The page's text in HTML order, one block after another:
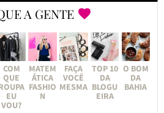
A GENTE
COM
QUE
EU
VOU?
MATEM
ÁTICA
FASHIO
N
FAÇA
VOCÊ
MESMA
TOP 10
DA
BLOGU
EIRA
O BOM
DA
BAHIA